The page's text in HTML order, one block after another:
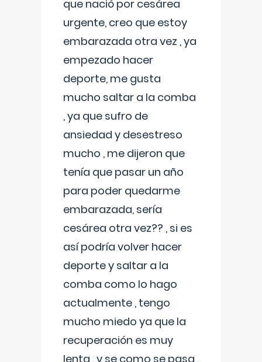
que nació por cesárea
urgente, creo que estoy
embarazada otra vez , ya
empezado hacer
deporte, me gusta
mucho saltar a la comba
, ya que sufro de
ansiedad y desestreso
mucho , me dijeron que
tenía que pasar un año
para poder quedarme
embarazada, sería
cesárea otra vez?? , si es
así podría volver hacer
deporte y saltar a la
comba como lo hago
actualmente , tengo
mucho miedo ya que la
recuperación es muy
lenta , y se como se pasa ,